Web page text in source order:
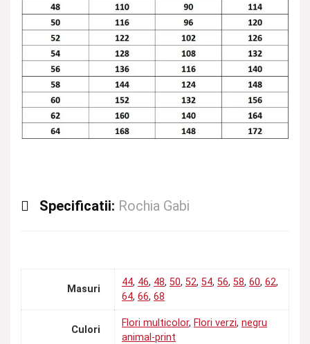
Specificatii: Rochia Gabi
Masuri
44, 46, 48, 50, 52, 54, 56, 58, 60, 62,
64, 66, 68
Culori
Flori multicolor, Flori verzi, negru
animal-print